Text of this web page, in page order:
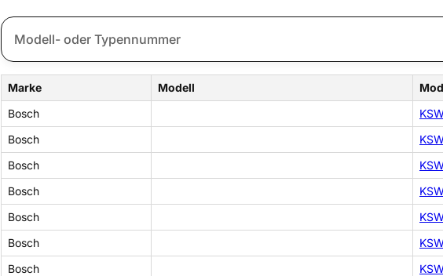
Marke Modell
Bosch
Bosch
Bosch
Bosch
Bosch
Bosch
Bosch